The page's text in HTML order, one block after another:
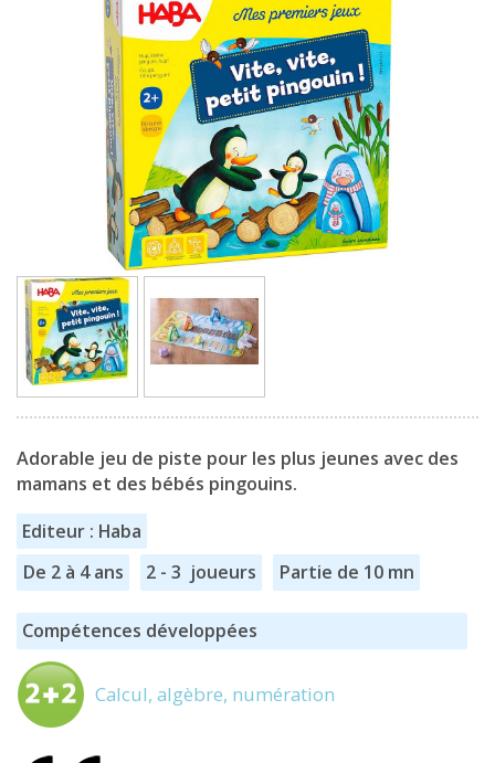
Adorable jeu de piste pour les plus jeunes avec des
mamans et des bébés pingouins.
Editeur : Haba
De 2 à 4 ans
2 - 3 joueurs Partie de 10 mn
Compétences développées
Calcul, algèbre, numération